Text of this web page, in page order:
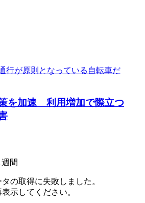
を加速 利用増加で際立つ
週間
の取得に失敗しました。
示してください。